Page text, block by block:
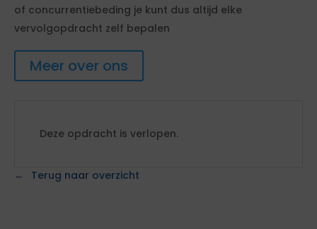
of concurrentiebeding je kunt dus altijd elke
vervolgopdracht zelf bepalen
Meer over ons
Deze opdracht is verlopen.
Terug naar overzicht